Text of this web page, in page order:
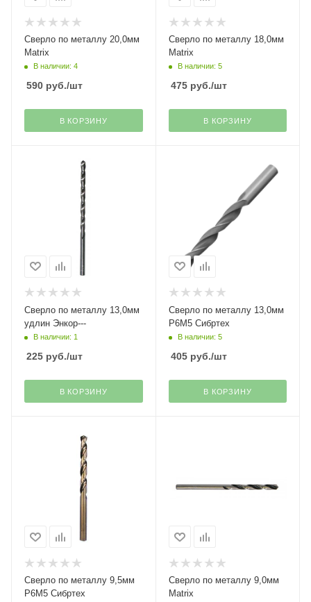
Сверло по металлу 20,0мм
Matrix
В наличии: 4
590 руб./шт
В КОРЗИНУ
Сверло по металлу 18,0мм
Matrix
В наличии: 5
475руб./шт
В КОРЗИНУ
Сверло по металлу 13,0мм
удлин Энкор---
В наличии: 1
225 руб./шт
В КОРЗИНУ
Сверло по металлу 13,0мм
Р6М5 Сибртех
В наличии: 5
405руб./шт
В КОРЗИНУ
Сверло по металлу 9,5мм
Р6М5 Сибртех
Сверло по металлу 9,0мм
Matrix